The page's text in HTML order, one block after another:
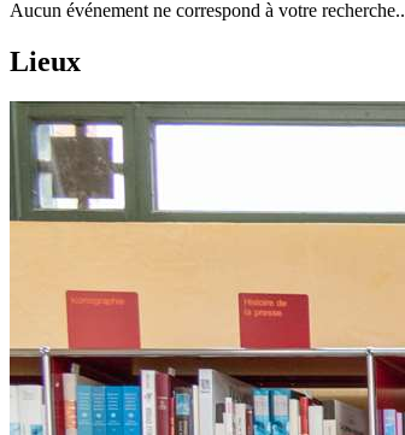
Aucun événement ne correspond à votre recherche..
Lieux